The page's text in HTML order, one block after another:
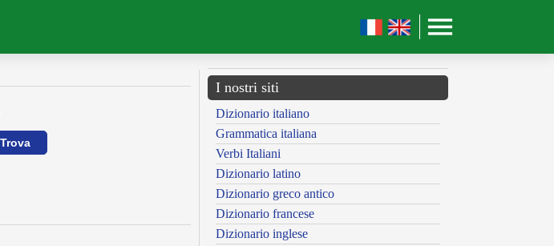
I nostri siti
Dizionario italiano
Grammatica italiana
Verbi Italiani
Dizionario latino
Dizionario greco antico
Dizionario francese
Dizionario inglese